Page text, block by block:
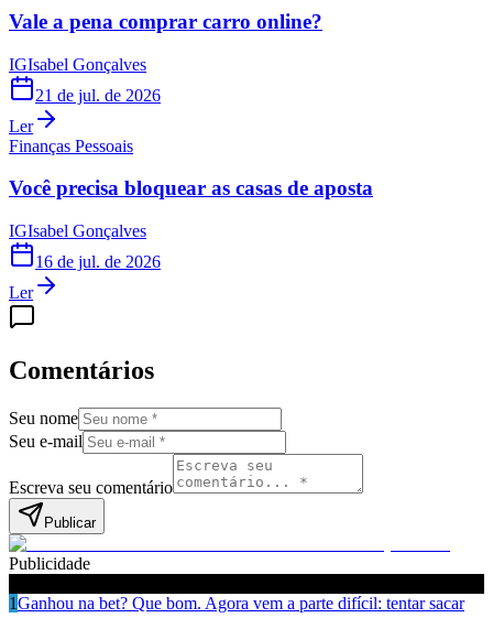
Vale a pena comprar carro online?
IGIsabel Gonçalves
21 de jul. de 2026
Ler
Finanças Pessoais
Você precisa bloquear as casas de aposta
IGIsabel Gonçalves
16 de jul. de 2026
Ler
Comentários
Seu nome
Seu e-mail
Escreva seu comentário
Publicar
Publicidade
1Ganhou na bet? Que bom. Agora vem a parte difícil: tentar sacar